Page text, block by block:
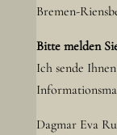
Bremen-
Bitte melden
Ich sende
Dagmar Eva